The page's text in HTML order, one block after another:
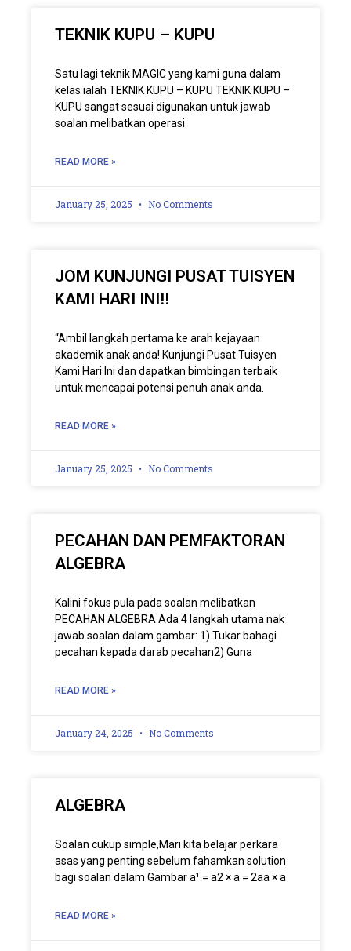
TEKNIK KUPU – KUPU
Satu lagi teknik MAGIC yang kami guna dalam
kelas ialah TEKNIK KUPU – KUPU TEKNIK KUPU –
KUPU sangat sesuai digunakan untuk jawab
soalan melibatkan operasi
READ MORE »
January 25, 2025 No Comments
JOM KUNJUNGI PUSAT TUISYEN
KAMI HARI INI!!
“Ambil langkah pertama ke arah kejayaan
akademik anak anda! Kunjungi Pusat Tuisyen
Kami Hari Ini dan dapatkan bimbingan terbaik
untuk mencapai potensi penuh anak anda.
READ MORE »
January 25, 2025 No Comments
PECAHAN DAN PEMFAKTORAN
ALGEBRA
Kalini fokus pula pada soalan melibatkan
PECAHAN ALGEBRA Ada 4 langkah utama nak
jawab soalan dalam gambar: 1) Tukar bahagi
pecahan kepada darab pecahan2) Guna
READ MORE »
January 24, 2025 No Comments
ALGEBRA
Soalan cukup simple,Mari kita belajar perkara
asas yang penting sebelum fahamkan solution
bagi soalan dalam Gambar a¹ = a2 × a = 2aa × a
READ MORE »